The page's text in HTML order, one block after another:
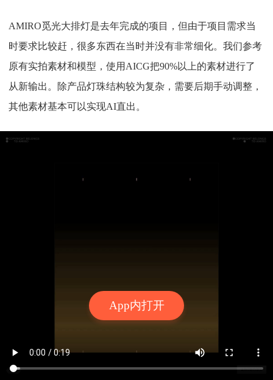
App内打开
AMIRO觅光大排灯是去年完成的项目，但由于项目需求当
时要求比较赶，很多东西在当时并没有非常细化。我们参考
原有实拍素材和模型，使用AICG把90%以上的素材进行了
从新输出。除产品灯珠结构较为复杂，需要后期手动调整，
其他素材基本可以实现AI直出。